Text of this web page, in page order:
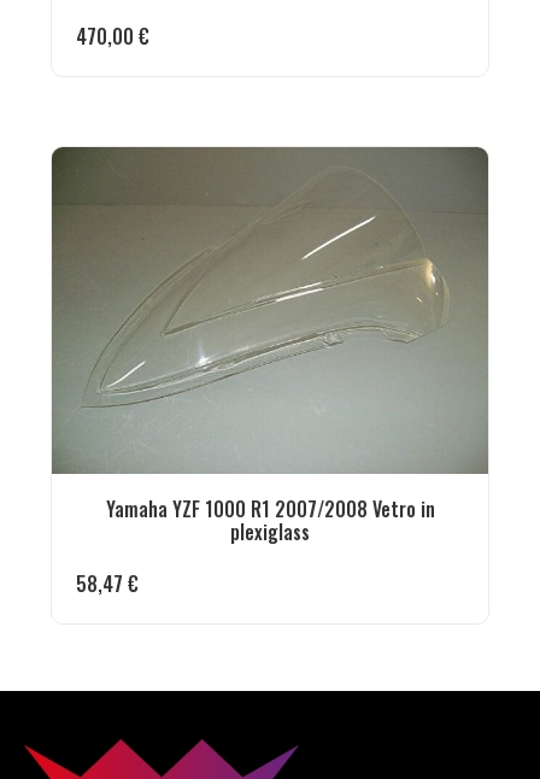
470,00 €
Yamaha YZF 1000 R1 2007/2008 Vetro in
plexiglass
58,47 €